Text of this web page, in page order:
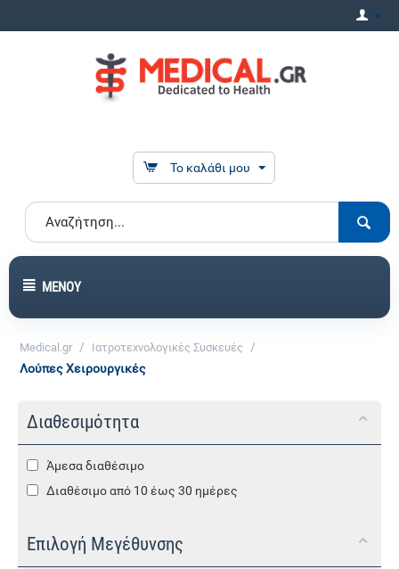
Το καλάθι μου
ΜΕΝΟΎ
Medical.gr / Ιατροτεχνολογικές Συσκευές
/
Λούπες Χειρουργικές
Διαθεσιμότητα
Άμεσα διαθέσιμο
Διαθέσιμο από 10 έως 30 ημέρες
Επιλογή Μεγέθυνσης